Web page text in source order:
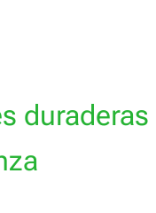
duraderas